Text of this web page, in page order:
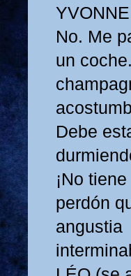
No. Me
un
Debe
¡No tiene
perdón
angustia